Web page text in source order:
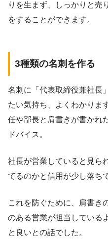
りを生まず、しっかりと売
をすることができます。
3種類の名刺を作る
名刺に「代表取締役兼社長
たい気持ち、よくわかりま
任や部長と肩書きが書かれ
ドバイス。
社長が営業していると見ら
てるのかと信用が少し落ち
これを防ぐために、肩書き
のある営業が担当している
と良いとの話でした。